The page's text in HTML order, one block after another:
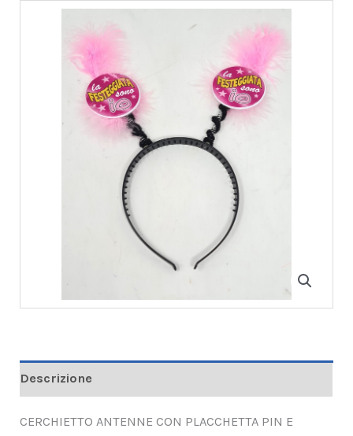
Descrizione
CERCHIETTO ANTENNE CON PLACCHETTA PIN E